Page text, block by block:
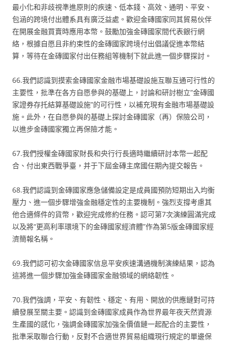
最小化和非歧視準進原則的疾速、低本錢、高效、通明、平安、
包涵的跨境付出體系具有廣泛益處。歡迎金磚國家同其貿易伙伴
在開展金融買賣時應用本幣。鼓勵加強金磚國家間代表銀行網
絡，根據自愿且非約束性的金磚國家跨境付出倡議促進本幣結
算，等待在金磚國家付出任務組等機制下就此進一個步驟探討。
66.我們認識到摸索金磚國家金融市場基礎設施互聯互通可行性的
主要性，批準在各方自愿參與的基礎上，討論和研討樹立“金磚國
家證券存托結算基礎設施”的可行性，以補充現有金融市場基礎設
施。此外，在自愿參與的基礎上探討金磚國家（再）保險公司，
以進步金磚國家獨立再保險才能。
67.我們授權金磚國家財長和央行行長適時繼續研討本幣一起配
合、付出東西戰爭臺，并于下屆金磚主席國任期內提交報告。
68.我們認識到金磚國家應急儲備設定是成員國預防短期出入均衡
壓力、進一個步驟增強金融穩定性的主要機制。強烈支撐考慮其
他合適條件的貨幣，歡迎完成修約任務。認可第7次演練圓滿完成
以及將“更高利率環境下的金磚國家經濟體”作為第5版金磚國家經
濟簡報名稱。
69.我們認可初次金磚國家信息平安疾速溝通機制演練結果，認為
這將進一個步驟加強金磚國家金融領域的網絡韌性。
70.我們強調，平安、有韌性、穩定、有用、開放的供應鏈對可持
續發展至關主要。認識到金磚國家成員作為世界最年夜天然資源
生產國的感化，強調金磚國家加強全價值鏈一起配合的主要性，
批準采取聯合行動，反對不合適世界貿易組織現行規定的單邊保